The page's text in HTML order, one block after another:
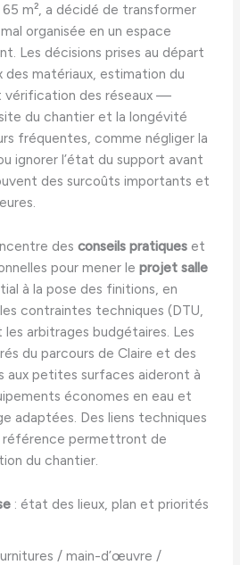
m², a décidé de transformer
organisée en un espace
Les décisions prises au départ
matériaux, estimation du
vérification des réseaux —
du chantier et la longévité
fréquentes, comme négliger la
ignorer l’état du support avant
des surcoûts importants et
desconseils pratiques et
pour mener leprojet salle
à la pose des finitions, en
contraintes techniques (DTU,
arbitrages budgétaires. Les
du parcours de Claire et des
aux petites surfaces aideront à
économes en eau et
adaptées. Des liens techniques
référence permettront de
du chantier.
: état des lieux, plan et priorités
/ main-d’œuvre /